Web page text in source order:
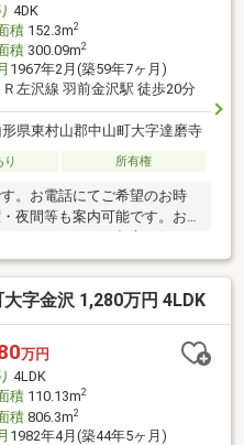
4DK
積152.3m2
積300.09m2
1967年2月(築59年7ヶ月)
Ｒ左沢線 羽前金沢駅 徒歩20分
形県東村山郡中山町大字達磨寺
り 所有権
。お電話にてご希望のお時
夜間等も案内可能です。お
宅ローンをお選びいただけ
表の方でもご相談くださ
てもお問い合わせくださ
通るのかご提案致します。
字金沢 1,280万円 4LDK
万円
4LDK
積110.13m2
積806.3m2
1982年4月(築44年5ヶ月)